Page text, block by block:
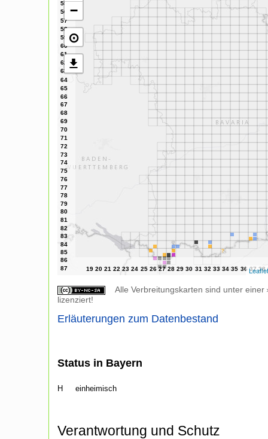
−
⊙
Leaflet
Alle Verbreitungskarten sind unter einer
lizenziert!
Erläuterungen zum Datenbestand
Status in Bayern
H einheimisch
Verantwortung und Schutz